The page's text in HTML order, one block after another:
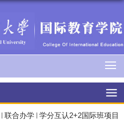
联合办学 学分互认2+2国际班项目